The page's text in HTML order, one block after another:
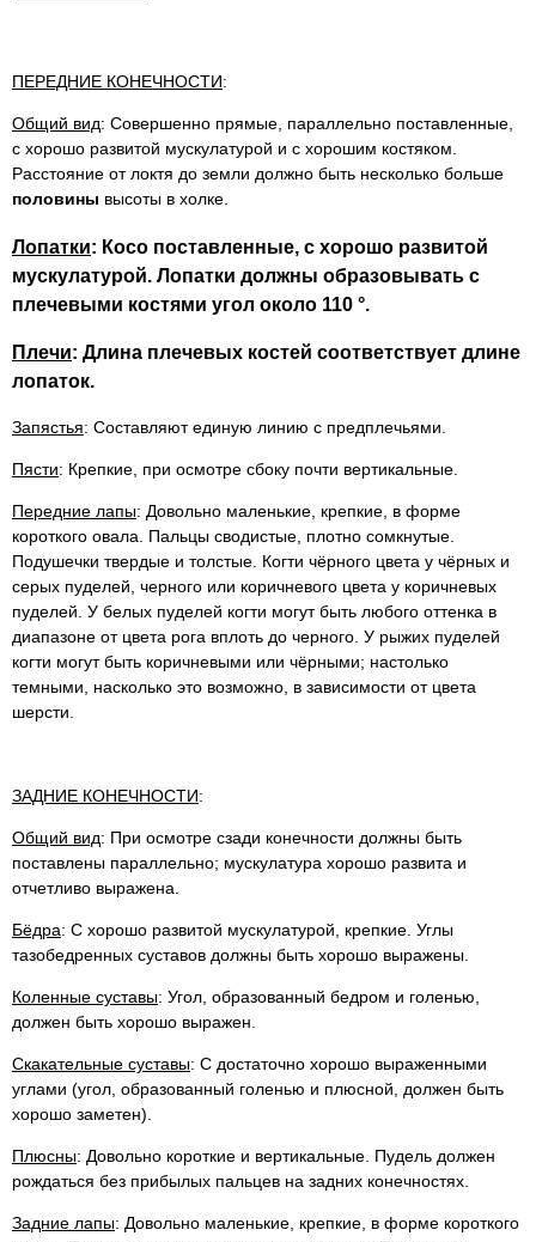
ПЕРЕДНИЕ КОНЕЧНОСТИ:
Общий вид: Совершенно прямые, параллельно поставленные,
с хорошо развитой мускулатурой и с хорошим костяком.
Расстояние от локтя до земли должно быть несколько больше
половины высоты в холке.
Лопатки: Косо поставленные, с хорошо развитой
мускулатурой. Лопатки должны образовывать с
плечевыми костями угол около 110 °.
Плечи: Длина плечевых костей соответствует длине
лопаток.
Запястья: Составляют единую линию с предплечьями.
Пясти: Крепкие, при осмотре сбоку почти вертикальные.
Передние лапы: Довольно маленькие, крепкие, в форме
короткого овала. Пальцы сводистые, плотно сомкнутые.
Подушечки твердые и толстые. Когти чёрного цвета у чёрных и
серых пуделей, черного или коричневого цвета у коричневых
пуделей. У белых пуделей когти могут быть любого оттенка в
диапазоне от цвета рога вплоть до черного. У рыжих пуделей
когти могут быть коричневыми или чёрными; настолько
темными, насколько это возможно, в зависимости от цвета
шерсти.
ЗАДНИЕ КОНЕЧНОСТИ:
Общий вид: При осмотре сзади конечности должны быть
поставлены параллельно; мускулатура хорошо развита и
отчетливо выражена.
Бёдра: С хорошо развитой мускулатурой, крепкие. Углы
тазобедренных суставов должны быть хорошо выражены.
Коленные суставы: Угол, образованный бедром и голенью,
должен быть хорошо выражен.
Скакательные суставы: С достаточно хорошо выраженными
углами (угол, образованный голенью и плюсной, должен быть
хорошо заметен).
Плюсны: Довольно короткие и вертикальные. Пудель должен
рождаться без прибылых пальцев на задних конечностях.
Задние лапы: Довольно маленькие, крепкие, в форме короткого